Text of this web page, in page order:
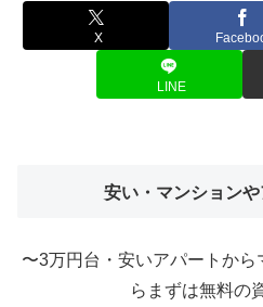
X
LINE
安い・マンション
〜3万円台・安いアパートか
らまずは無料の